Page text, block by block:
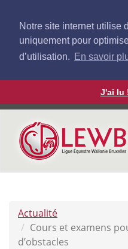
Notre site internet utilise
uniquement pour
d’utilisation. En savoir
J'ai lu
Aller
contenu
principal
Actualité
Cours et examens
d’obstacles